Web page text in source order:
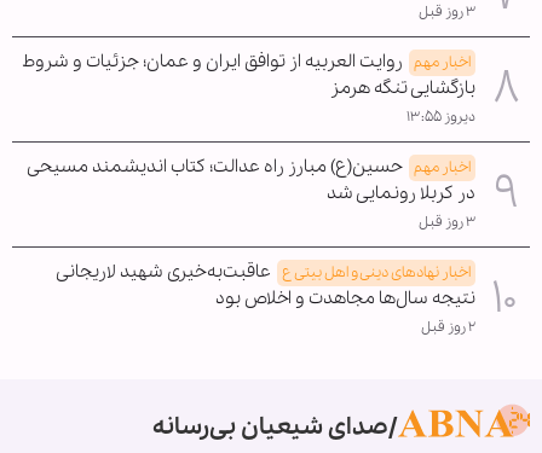
۳ روز قبل
اخبار مهم روایت العربیه از توافق ایران و عمان؛ جزئیات و شروط
بازگشایی تنگه هرمز
دیروز ۱۳:۵۵
اخبار مهم حسین(ع) مبارز راه عدالت؛ کتاب اندیشمند مسیحی
در کربلا رونمایی شد
۳ روز قبل
اخبار نهادهای دینی و اهل بیتی ع عاقبت‌به‌خیری شهید لاریجانی
نتیجه سال‌ها مجاهدت و اخلاص بود
۲ روز قبل
صدای شیعیان بی‌رسانه